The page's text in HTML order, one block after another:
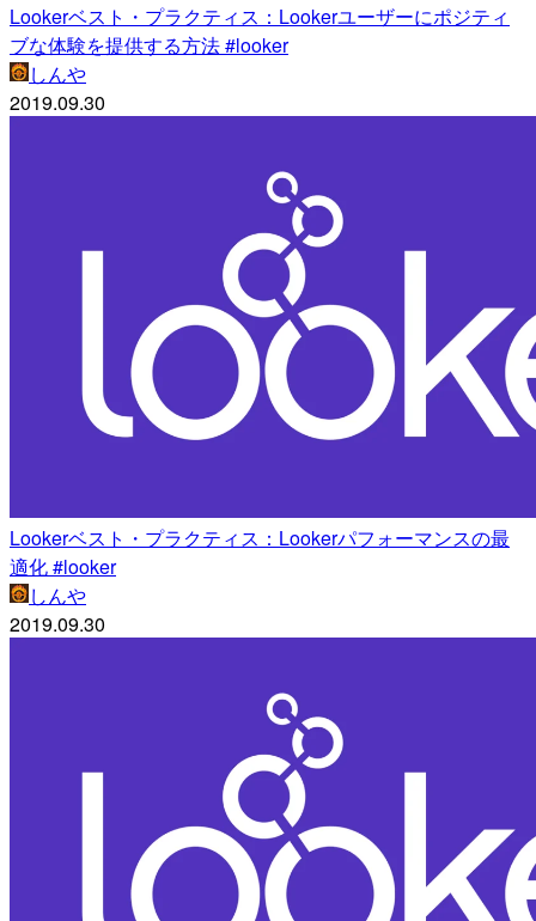
Lookerベスト・プラクティス：Lookerユーザーにポジティ
ブな体験を提供する方法 #looker
しんや
2019.09.30
Lookerベスト・プラクティス：Lookerパフォーマンスの最
適化 #looker
しんや
2019.09.30